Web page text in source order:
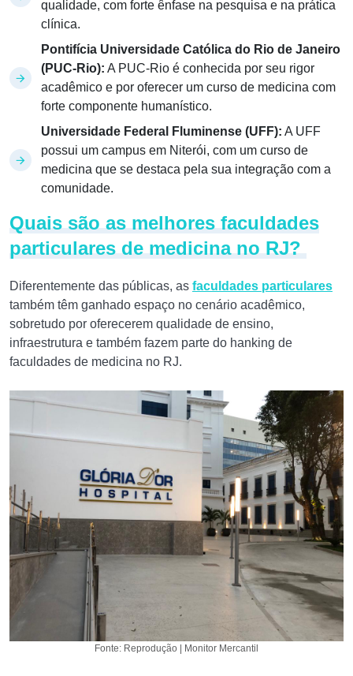
qualidade, com forte ênfase na pesquisa e na prática
clínica.
Pontifícia Universidade Católica do Rio de Janeiro
(PUC-Rio): A PUC-Rio é conhecida por seu rigor
acadêmico e por oferecer um curso de medicina com
forte componente humanístico.
Universidade Federal Fluminense (UFF): A UFF
possui um campus em Niterói, com um curso de
medicina que se destaca pela sua integração com a
comunidade.
Quais são as melhores faculdades
particulares de medicina no RJ?
Diferentemente das públicas, as faculdades particulares
também têm ganhado espaço no cenário acadêmico,
sobretudo por oferecerem qualidade de ensino,
infraestrutura e também fazem parte do hanking de
faculdades de medicina no RJ.
Fonte: Reprodução | Monitor Mercantil